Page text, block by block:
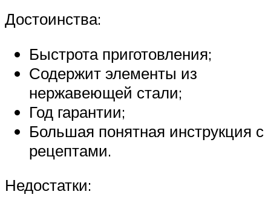
Достоинства:
Быстрота приготовления;
Содержит элементы из
нержавеющей стали;
Год гарантии;
Большая понятная инструкция с
рецептами.
Недостатки: